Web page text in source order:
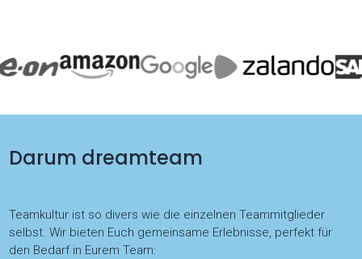
Darum dreamteam
Teamkultur ist so divers wie die einzelnen Teammitglieder
selbst. Wir bieten Euch gemeinsame Erlebnisse, perfekt für
den Bedarf in Eurem Team: